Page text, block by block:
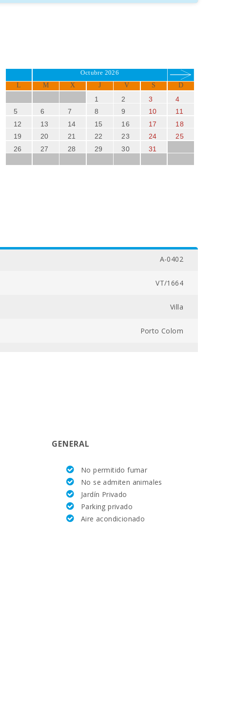
Octubre 2026
L M X J V S D
1 2 3
4
5
6 7 8 9 10
11
12
13 14 15 16 17
18
19
20 21 22 23 24
25
26
27 28 29 30 31
A-0402
VT/1664
Villa
Porto Colom
GENERAL
No permitido fumar
No se admiten animales
Jardín Privado
Parking privado
Aire acondicionado